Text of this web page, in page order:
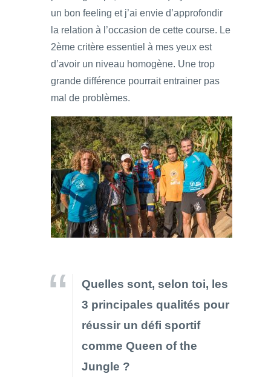
un bon feeling et j’ai envie d’approfondir
la relation à l’occasion de cette course. Le
2ème critère essentiel à mes yeux est
d’avoir un niveau homogène. Une trop
grande différence pourrait entrainer pas
mal de problèmes.
Quelles sont, selon toi, les
3 principales qualités pour
réussir un défi sportif
comme Queen of the
Jungle ?